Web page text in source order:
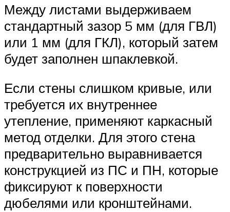
Между листами выдерживаем
стандартный зазор 5 мм (для ГВЛ)
или 1 мм (для ГКЛ), который затем
будет заполнен шпаклевкой.
Если стены слишком кривые, или
требуется их внутреннее
утепление, применяют каркасный
метод отделки. Для этого стена
предварительно выравнивается
конструкцией из ПС и ПН, которые
фиксируют к поверхности
дюбелями или кронштейнами.